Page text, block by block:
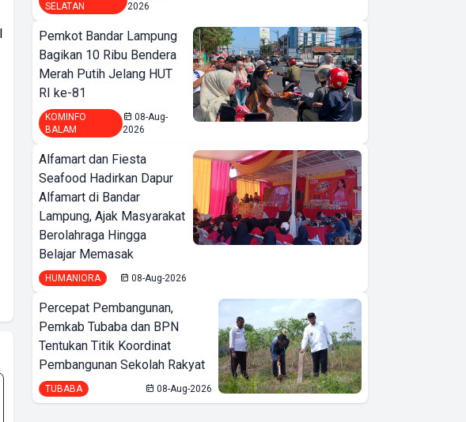
SELATAN
2026
Pemkot Bandar Lampung
Bagikan 10 Ribu Bendera
Merah Putih Jelang HUT
RI ke-81
KOMINFO
BALAM
08-Aug-
2026
Alfamart dan Fiesta
Seafood Hadirkan Dapur
Alfamart di Bandar
Lampung, Ajak Masyarakat
Berolahraga Hingga
Belajar Memasak
HUMANIORA 08-Aug-2026
Percepat Pembangunan,
Pemkab Tubaba dan BPN
Tentukan Titik Koordinat
Pembangunan Sekolah Rakyat
TUBABA 08-Aug-2026